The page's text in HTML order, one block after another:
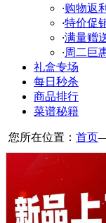
·购物返利
·特价促
·满量赠
·周二巨
礼盒专场
每日秒杀
商品排行
菜谱秘籍
您所在位置： 首页